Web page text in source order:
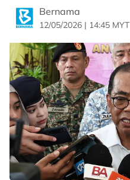
Bernama
12/05/2026 | 14:45 MYT